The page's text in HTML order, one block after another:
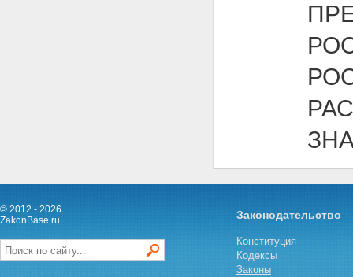
© 2012 - 2026
ZakonBase.ru
Законодательство
Конституция
Кодексы
Законы